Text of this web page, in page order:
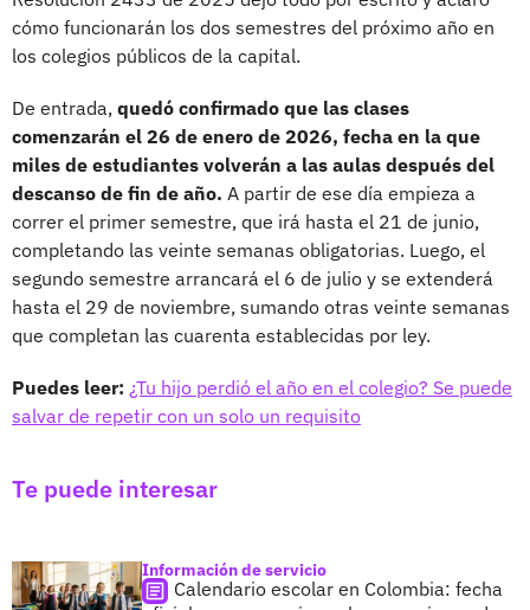
cómo funcionarán los dos semestres del próximo año en
los colegios públicos de la capital.
De entrada, quedó confirmado que las clases
comenzarán el 26 de enero de 2026, fecha en la que
miles de estudiantes volverán a las aulas después del
descanso de fin de año. A partir de ese día empieza a
correr el primer semestre, que irá hasta el 21 de junio,
completando las veinte semanas obligatorias. Luego, el
segundo semestre arrancará el 6 de julio y se extenderá
hasta el 29 de noviembre, sumando otras veinte semanas
que completan las cuarenta establecidas por ley.
Puedes leer: ¿Tu hijo perdió el año en el colegio? Se puede
salvar de repetir con un solo un requisito
Te puede interesar
Información de servicio
Calendario escolar en Colombia: fecha